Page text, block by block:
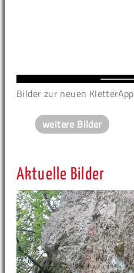
Bilder zur neuen KletterApp
weitere Bilder
Aktuelle Bilder